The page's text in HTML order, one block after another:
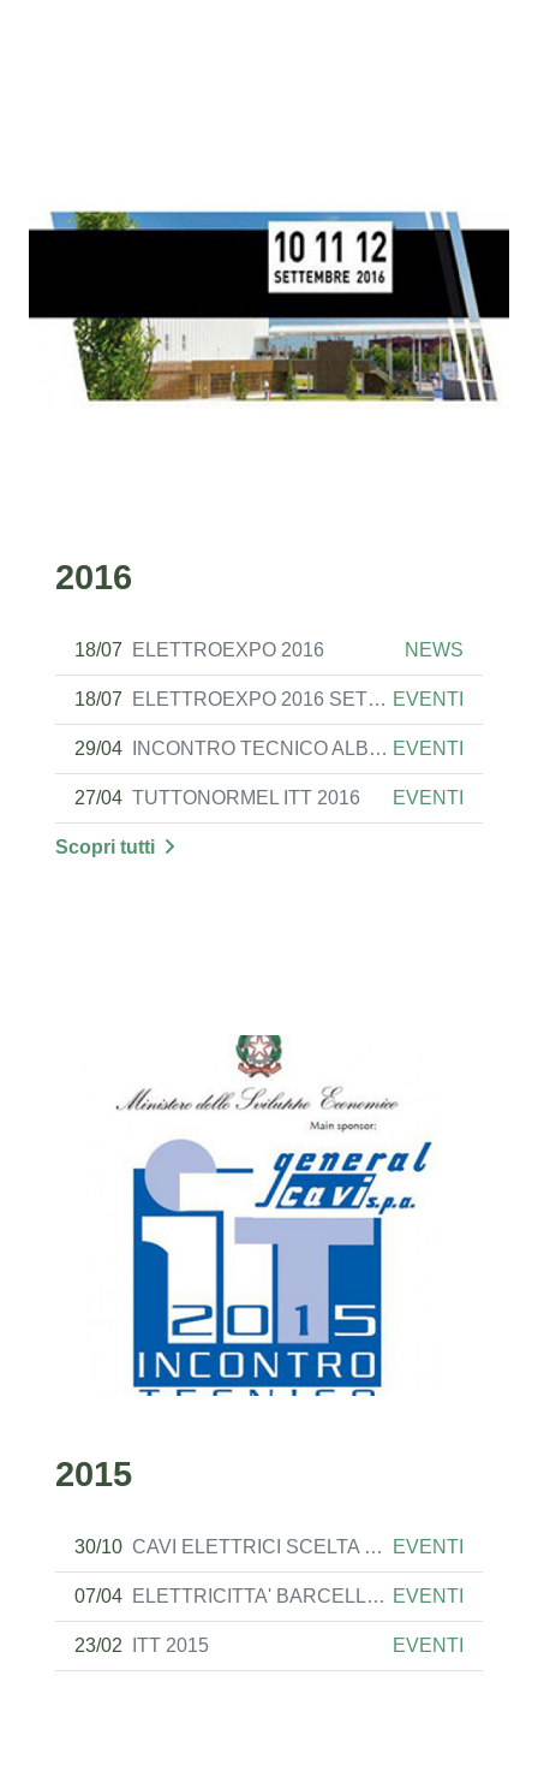
2016
18/07 ELETTROEXPO 2016 NEWS
18/07 ELETTROEXPO 2016 SETTEMBRE 10-11-12 EVENTI
29/04 INCONTRO TECNICO ALBIQUAL ANCONA 12.05.16 EVENTI
27/04 TUTTONORMEL ITT 2016 EVENTI
Scopri tutti
2015
30/10 CAVI ELETTRICI SCELTA DELLE PROTEZIONI EVENTI
07/04 ELETTRICITTA' BARCELLA 8-9-MAGGIO-2015 EVENTI
23/02 ITT 2015 EVENTI